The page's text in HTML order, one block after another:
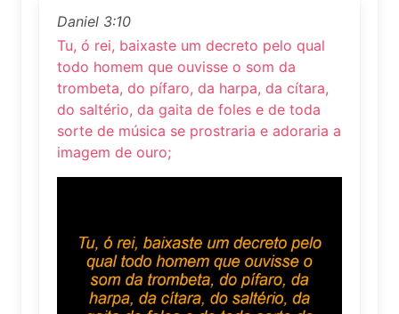
Daniel 3:10
Tu, ó rei, baixaste um decreto pelo qual
todo homem que ouvisse o som da
trombeta, do pífaro, da harpa, da cítara,
do saltério, da gaita de foles e de toda
sorte de música se prostraria e adoraria a
imagem de ouro;